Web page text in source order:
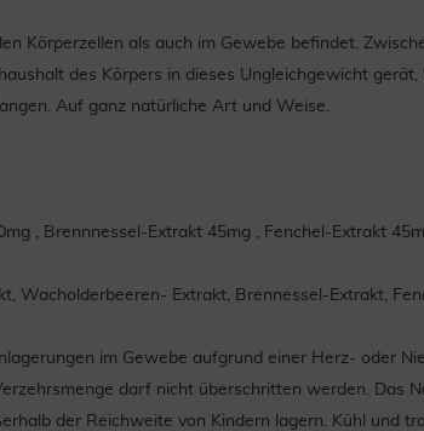
Körperzellen als auch im Gewebe befindet.
des Körpers in dieses Ungleichgewicht
Auf ganz natürliche Art und Weise.
, Brennnessel-Extrakt 45mg , Fenchel-Extrakt
Wacholderbeeren- Extrakt, Brennessel-Extrakt,
im Gewebe aufgrund einer Herz- oder
darf nicht überschritten werden. Das
der Reichweite von Kindern lagern. Kühl und